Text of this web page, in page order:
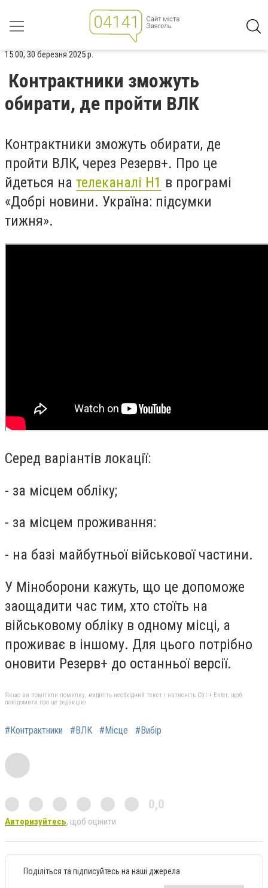
15:00, 30 березня 2025 р.
Контрактники зможуть
обирати, де пройти ВЛК
Контрактники зможуть обирати, де
пройти ВЛК, через Резерв+. Про це
йдеться на телеканалі Н1 в програмі
«Добрі новини. Україна: підсумки
тижня».
Серед варіантів локації:
- за місцем обліку;
- за місцем проживання:
- на базі майбутньої військової частини.
У Міноборони кажуть, що це допоможе
заощадити час тим, хто стоїть на
військовому обліку в одному місці, а
проживає в іншому. Для цього потрібно
оновити Резерв+ до останньої версії.
Якщо ви помітили помилку, виділіть необхідний текст і натисніть Ctrl + Enter, щоб
повідомити про це редакцію
#Контрактники #ВЛК #Місце #Вибір
0,0
Авторизуйтесь, щоб оцінити
Поділіться та підписуйтесь на наші джерела